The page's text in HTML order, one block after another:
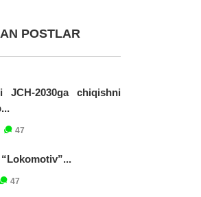
POSTLAR
JCH-2030ga chiqishni
47
47